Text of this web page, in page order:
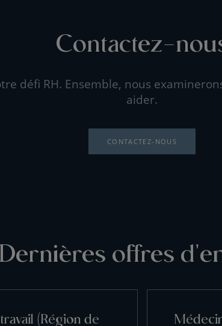
Contactez-
défi RH. Ensemble, nous
aider.
CONTACTEZ-NOUS
Dernières offres
(Région de